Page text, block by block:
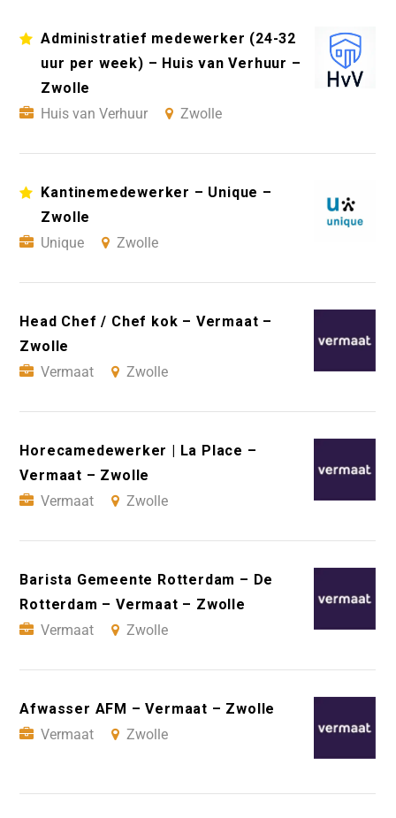
Administratief medewerker (24-32
uur per week) – Huis van Verhuur –
Zwolle
Huis van Verhuur
Zwolle
Kantinemedewerker – Unique –
Zwolle
Unique
Zwolle
Head Chef / Chef kok – Vermaat –
Zwolle
Vermaat
Zwolle
Horecamedewerker | La Place –
Vermaat – Zwolle
Vermaat
Zwolle
Barista Gemeente Rotterdam – De
Rotterdam – Vermaat – Zwolle
Vermaat
Zwolle
Afwasser AFM – Vermaat – Zwolle
Vermaat
Zwolle